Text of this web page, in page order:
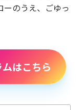
ーのうえ、ごゆっ
はこちら